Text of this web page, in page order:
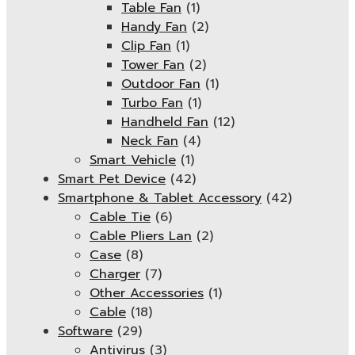
Table Fan (1)
Handy Fan (2)
Clip Fan (1)
Tower Fan (2)
Outdoor Fan (1)
Turbo Fan (1)
Handheld Fan (12)
Neck Fan (4)
Smart Vehicle (1)
Smart Pet Device (42)
Smartphone & Tablet Accessory (42)
Cable Tie (6)
Cable Pliers Lan (2)
Case (8)
Charger (7)
Other Accessories (1)
Cable (18)
Software (29)
Antivirus (3)